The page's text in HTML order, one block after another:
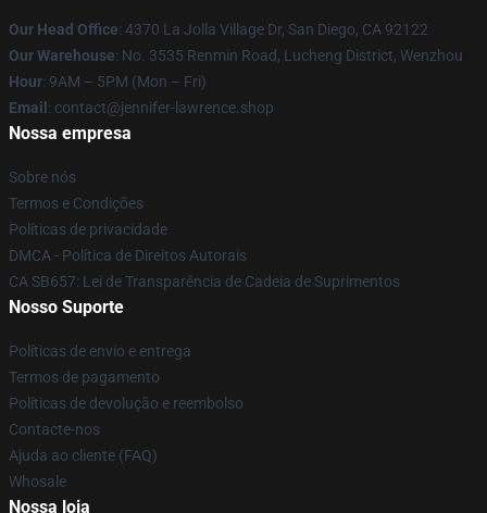
Our Head Office: 4370 La Jolla Village Dr, San Diego, CA 92122
Our Warehouse: No. 3535 Renmin Road, Lucheng District, Wenzhou
Hour: 9AM – 5PM (Mon – Fri)
Email : contact@jennifer-lawrence.shop
Nossa empresa
Sobre nós
Termos e Condições
Políticas de privacidade
DMCA - Política de Direitos Autorais
CA SB657: Lei de Transparência de Cadeia de Suprimentos
Nosso Suporte
Políticas de envio e entrega
Termos de pagamento
Políticas de devolução e reembolso
Contacte-nos
Ajuda ao cliente (FAQ)
Whosale
Nossa loja